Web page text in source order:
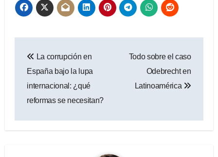
de
entradas
La corrupción en
España bajo la lupa
internacional: ¿qué
reformas se necesitan?
Todo sobre el caso
Odebrecht en
Latinoamérica